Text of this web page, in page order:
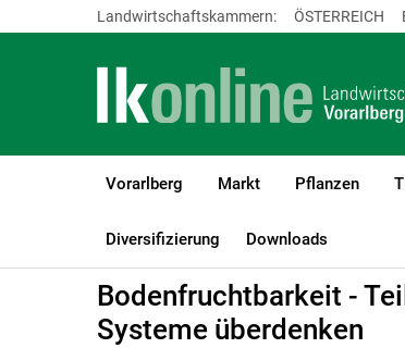
Landwirtschaftskammern: ÖSTERREICH
Vorarlberg Markt Pflanzen
Diversifizierung Downloads
LK Vorarlberg Bio Biologischer Pflanzenbau
Bodenfruchtbarkeit -
Systeme überdenken